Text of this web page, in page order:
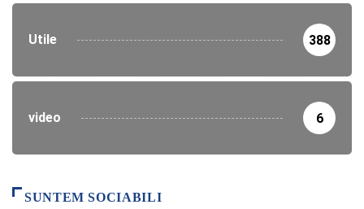
Utile 388
video 6
SUNTEM SOCIABILI